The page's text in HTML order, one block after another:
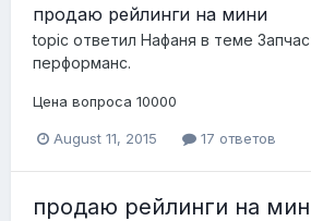
продаю рейлинги на мини
topic ответил Нафаня в теме
перформанс.
Цена вопроса 10000
August 11, 2015 17 ответов
продаю рейлинги на